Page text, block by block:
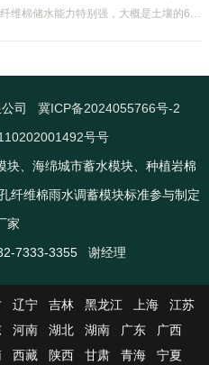
下城区银通生态多孔纤维棉储水能力特别强，大概是土壤的6倍，所以在下暴雨或者是严重的雨雪天气时，能将降水量很好的吸收掉，到了天气晴朗之后又会将这些水分蒸发到空气中。这种材料在绿化环保上能起到很大的作用，能够大
司
冀ICP备2024055766号-2
号号
块、海绵城市蓄水模块、种植岩棉
纤维棉雨水调蓄模块标准参与制定
家
7333-3355 谢经理
辽宁 吉林 黑龙江 上海
江苏
河南 湖北 湖南 广东
广西
西藏 陕西 甘肃 青海 宁夏